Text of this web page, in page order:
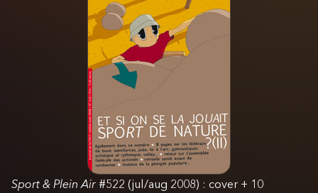
Sport & Plein Air #522 (jul/aug 2008) : cover + 10